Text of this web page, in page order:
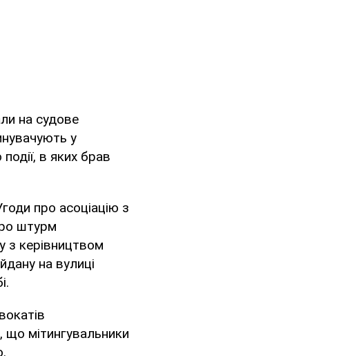
на судове
у
в яких брав
про асоціацію з
штурм
з керівництвом
на вулиці
що мітингувальники